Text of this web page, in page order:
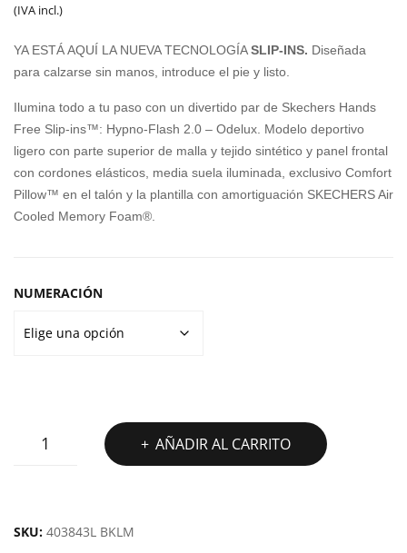
MM
ITS
HIG
H
original
era:
70,00€.
actual
es:
59,99€.
(IVA incl.)
YA ESTÁ AQUÍ LA NUEVA TECNOLOGÍASLIP-INS. Diseñada
para calzarse sin manos, introduce el pie y listo.
Ilumina todo a tu paso con un divertido par de Skechers Hands
Free Slip-ins™: Hypno-Flash 2.0 – Odelux. Modelo deportivo
ligero con parte superior de malla y tejido sintético y panel frontal
con cordones elásticos, media suela iluminada, exclusivo Comfort
Pillow™ en el talón y la plantilla con amortiguación SKECHERS Air
Cooled Memory Foam®.
NUMERACIÓN
SKECHERS
FLASH
AÑADIR AL CARRITO
SKU: 403843L BKLM